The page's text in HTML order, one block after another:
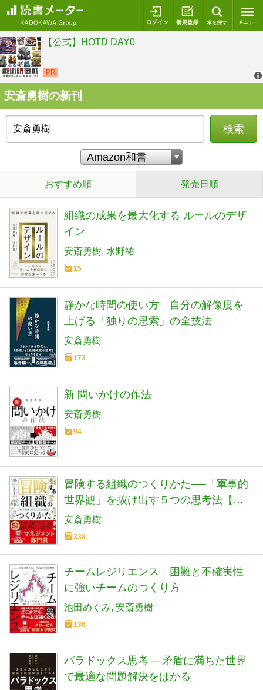
ログイン 新規登録
安斎勇樹の新刊
検索
おすすめ順 発売日順
組織の成果を最大化する ルールのデザ
イン
安斎勇樹 水野祐
15
静かな時間の使い方 自分の解像度を
上げる「独りの思索」の全技法
安斎勇樹
173
新 問いかけの作法
安斎勇樹
94
冒険する組織のつくりかた──「軍事的
世界観」を抜け出す５つの思考法【読
者が選ぶビジネス書グランプリ
2026「マネジメント部門」受賞作！】
安斎勇樹
338
チームレジリエンス 困難と不確実性
に強いチームのつくり方
池田めぐみ 安斎勇樹
136
パラドックス思考 ─ 矛盾に満ちた世界
で最適な問題解決をはかる